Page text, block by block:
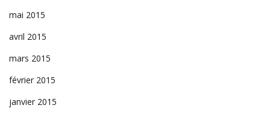
mai 2015
avril 2015
mars 2015
février 2015
janvier 2015